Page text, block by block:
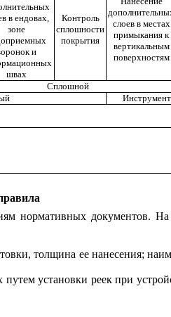
в ендовах,
зоне
и
швах
Контроль
сплошности
покрытия
слоев в местах
примыкания к
вертикальным
поверхностям
Сплошной
нормативных документов.
толщина ее нанесения;
установки реек при